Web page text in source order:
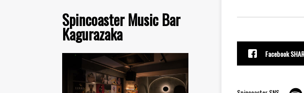
Spincoaster Music Bar
Kagurazaka
Facebook